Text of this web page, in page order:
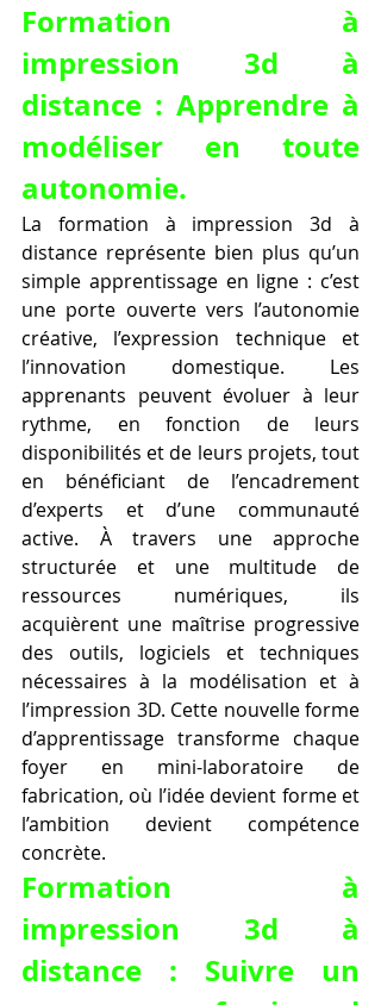
Formation à
impression 3d à
distance : Apprendre à
modéliser en toute
autonomie.
La formation à impression 3d à
distance représente bien plus qu’un
simple apprentissage en ligne : c’est
une porte ouverte vers l’autonomie
créative, l’expression technique et
l’innovation domestique. Les
apprenants peuvent évoluer à leur
rythme, en fonction de leurs
disponibilités et de leurs projets, tout
en bénéficiant de l’encadrement
d’experts et d’une communauté
active. À travers une approche
structurée et une multitude de
ressources numériques, ils
acquièrent une maîtrise progressive
des outils, logiciels et techniques
nécessaires à la modélisation et à
l’impression 3D. Cette nouvelle forme
d’apprentissage transforme chaque
foyer en mini-laboratoire de
fabrication, où l’idée devient forme et
l’ambition devient compétence
concrète.
Formation à
impression 3d à
distance : Suivre un